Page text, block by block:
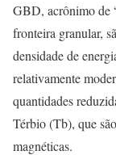
GBD, acrônimo de
fronteira granular,
densidade de
relativamente
quantidades
Térbio (Tb), que
magnéticas.